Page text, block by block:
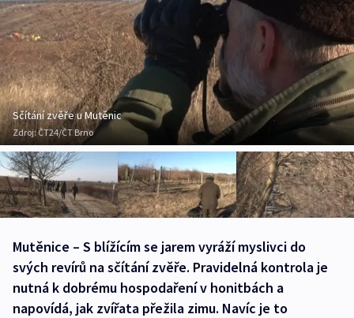
Sčítání zvěře u Mutěnic
Zdroj:ČT24/ČT Brno
Mutěnice – S blížícím se jarem vyráží myslivci do
svých revírů na sčítání zvěře. Pravidelná kontrola je
nutná k dobrému hospodaření v honitbách a
napovídá, jak zvířata přežila zimu. Navíc je to